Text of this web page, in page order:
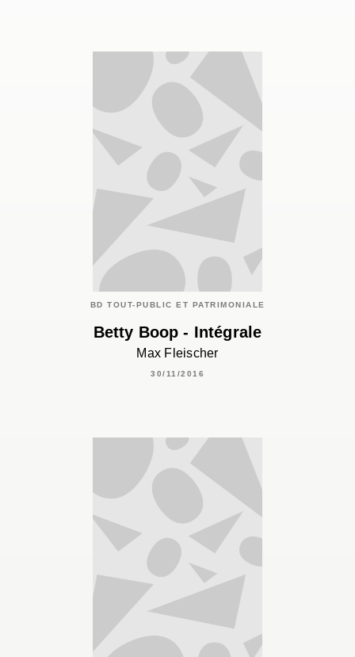
BD TOUT-PUBLIC ET PATRIMONIALE
Betty Boop - Intégrale
Max Fleischer
30/11/2016